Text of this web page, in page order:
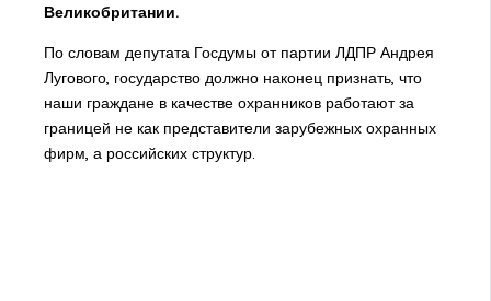
Великобритании.
По словам депутата Госдумы от партии ЛДПР Андрея
Лугового, государство должно наконец признать, что
наши граждане в качестве охранников работают за
границей не как представители зарубежных охранных
фирм, а российских структур.